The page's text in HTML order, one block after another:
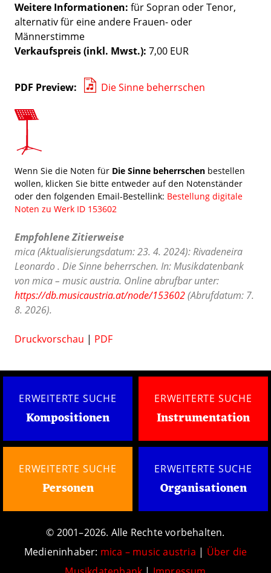
Weitere Informationen: für Sopran oder Tenor,
alternativ für eine andere Frauen- oder
Männerstimme
Verkaufspreis (inkl. Mwst.): 7,00 EUR
PDF Preview Die Sinne beherrschen
Wenn Sie die Noten für Die Sinne beherrschen bestellen
wollen, klicken Sie bitte entweder auf den Notenständer
oder den folgenden Email-Bestellink: Bestellung digitale
Noten zu Werk ID 153602
Empfohlene Zitierweise
mica (Aktualisierungsdatum: 23. 4. 2024): Rivadeneira
Leonardo . Die Sinne beherrschen. In: Musikdatenbank
von mica – music austria. Online abrufbar unter:
https://db.musicaustria.at/node/153602(Abrufdatum: 7.
8. 2026).
Druckvorschau | PDF
ERWEITERTE SUCHE
Kompositionen
ERWEITERTE SUCHE
Instrumentation
ERWEITERTE SUCHE
Personen
ERWEITERTE SUCHE
Organisationen
© 2001–2026. Alle Rechte vorbehalten.
Medieninhaber: mica – music austria | Über die